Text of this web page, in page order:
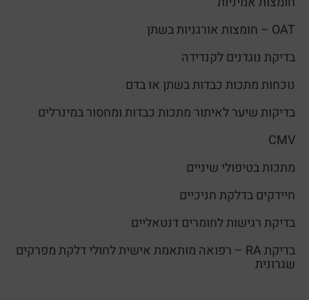
OAT – חומצות אורגניות בשתן
בדיקת נוגדנים לקנדידה
נוכחות מתכות כבדות בשתן או בדם
בדיקות שיער לאיתור מתכות כבדות ומחסור במינרלים
CMV
מתכות בטיפולי שיניים
חיידקים בדלקת חניכיים
בדיקת רגישות לחומרים דנטאליים
בדיקת RA – רפואה מותאמת אישית לחולי דלקת מפרקים
שגרונית